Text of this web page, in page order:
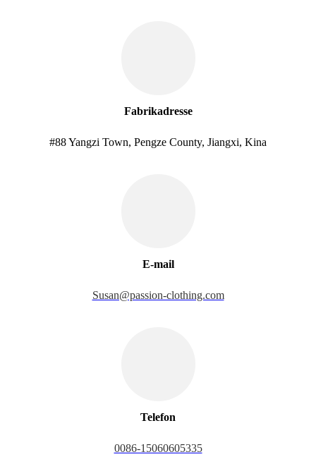
Fabrikadresse
#88 Yangzi Town, Pengze County, Jiangxi, Kina
E-mail
Susan@passion-clothing.com
Telefon
0086-15060605335